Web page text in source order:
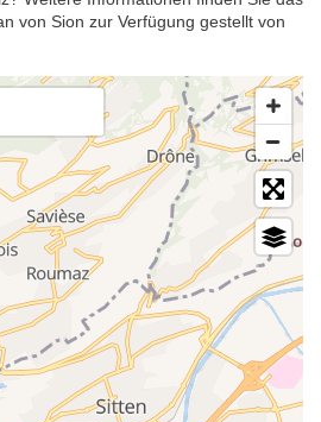
von Sion zur Verfügung gestellt von